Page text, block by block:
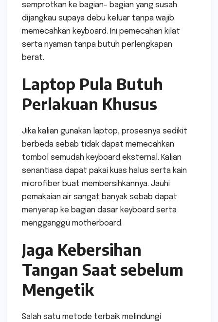
semprotkan ke bagian- bagian yang susah
dijangkau supaya debu keluar tanpa wajib
memecahkan keyboard. Ini pemecahan kilat
serta nyaman tanpa butuh perlengkapan
berat.
Laptop Pula Butuh
Perlakuan Khusus
Jika kalian gunakan laptop, prosesnya sedikit
berbeda sebab tidak dapat memecahkan
tombol semudah keyboard eksternal. Kalian
senantiasa dapat pakai kuas halus serta kain
microfiber buat membersihkannya. Jauhi
pemakaian air sangat banyak sebab dapat
menyerap ke bagian dasar keyboard serta
mengganggu motherboard.
Jaga Kebersihan
Tangan Saat sebelum
Mengetik
Salah satu metode terbaik melindungi